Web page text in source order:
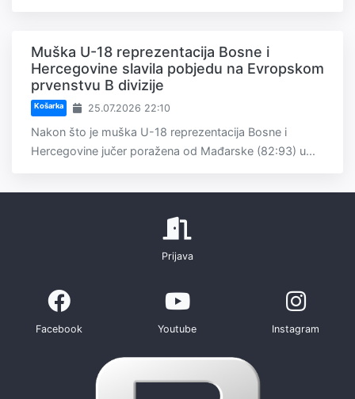
Muška U-18 reprezentacija Bosne i
Hercegovine slavila pobjedu na Evropskom
prvenstvu B divizije
Košarka 25.07.2026 22:10
Nakon što je muška U-18 reprezentacija Bosne i
Hercegovine jučer poražena od Mađarske (82:93) u...
Prijava
Facebook Youtube Instagram